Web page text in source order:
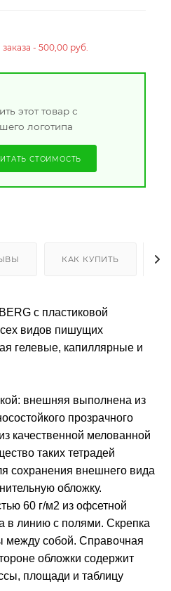
- 500,00 руб.
этот товар с
логотипа
СТОИМОСТЬ
КАК КУПИТЬ
с пластиковой
видов пишущих
гелевые, капиллярные и
внешняя выполнена из
прозрачного
качественной мелованной
таких тетрадей
сохранения внешнего вида
обложку.
60 г/м2 из офсетной
в линию с полями. Скрепка
между собой. Справочная
обложки содержит
площади и таблицу